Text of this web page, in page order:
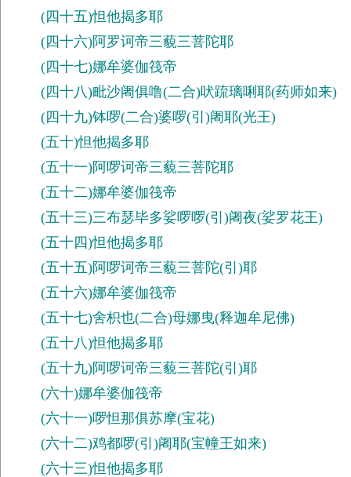
(四十五)怛他揭多耶
(四十六)阿罗诃帝三藐三菩陀耶
(四十七)娜牟婆伽筏帝
(四十八)毗沙阇俱噜(二合)吠䟽璃唎耶(药师如来)
(四十九)钵啰(二合)婆啰(引)阇耶(光王)
(五十)怛他揭多耶
(五十一)阿啰诃帝三藐三菩陀耶
(五十二)娜牟婆伽筏帝
(五十三)三布瑟毕多娑啰啰(引)阇夜(娑罗花王)
(五十四)怛他揭多耶
(五十五)阿啰诃帝三藐三菩陀(引)耶
(五十六)娜牟婆伽筏帝
(五十七)舍枳也(二合)母娜曳(释迦牟尼佛)
(五十八)怛他揭多耶
(五十九)阿啰诃帝三藐三菩陀(引)耶
(六十)娜牟婆伽筏帝
(六十一)啰怛那俱苏摩(宝花)
(六十二)鸡都啰(引)阇耶(宝幢王如来)
(六十三)怛他揭多耶